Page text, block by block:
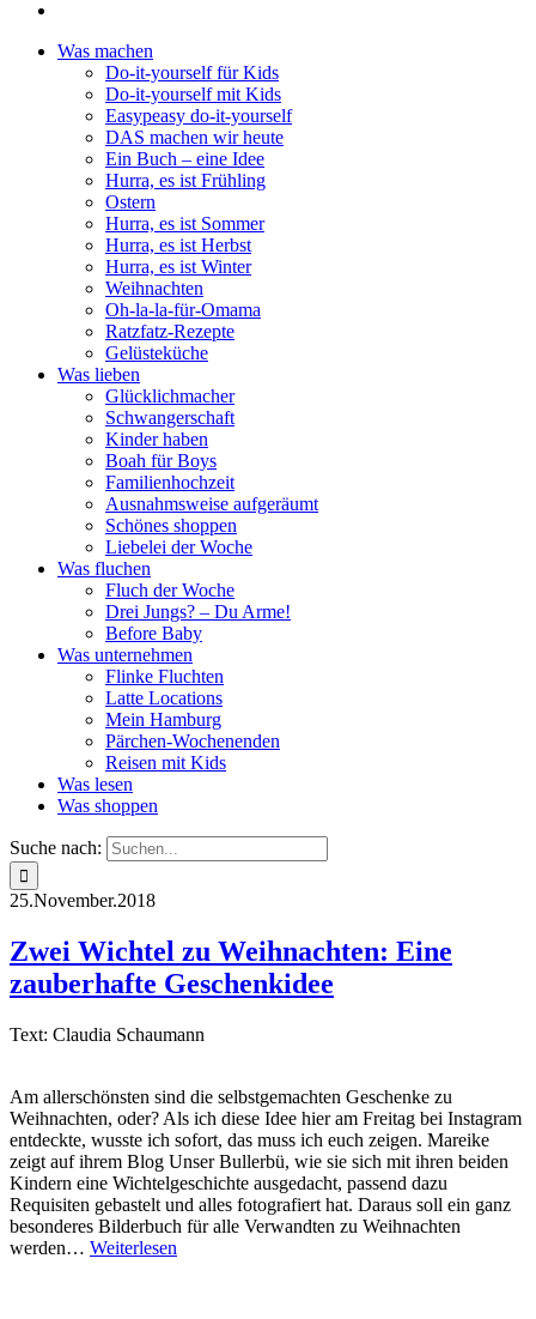
Was machen
Do-it-yourself für Kids
Do-it-yourself mit Kids
Easypeasy do-it-yourself
DAS machen wir heute
Ein Buch – eine Idee
Hurra, es ist Frühling
Ostern
Hurra, es ist Sommer
Hurra, es ist Herbst
Hurra, es ist Winter
Weihnachten
Oh-la-la-für-Omama
Ratzfatz-Rezepte
Gelüsteküche
Was lieben
Glücklichmacher
Schwangerschaft
Kinder haben
Boah für Boys
Familienhochzeit
Ausnahmsweise aufgeräumt
Schönes shoppen
Liebelei der Woche
Was fluchen
Fluch der Woche
Drei Jungs? – Du Arme!
Before Baby
Was unternehmen
Flinke Fluchten
Latte Locations
Mein Hamburg
Pärchen-Wochenenden
Reisen mit Kids
Was lesen
Was shoppen
Suche nach:
25.November.2018
Zwei Wichtel zu Weihnachten: Eine
zauberhafte Geschenkidee
Text: Claudia Schaumann
Am allerschönsten sind die selbstgemachten Geschenke zu
Weihnachten, oder? Als ich diese Idee hier am Freitag bei Instagram
entdeckte, wusste ich sofort, das muss ich euch zeigen. Mareike
zeigt auf ihrem Blog Unser Bullerbü, wie sie sich mit ihren beiden
Kindern eine Wichtelgeschichte ausgedacht, passend dazu
Requisiten gebastelt und alles fotografiert hat. Daraus soll ein ganz
besonderes Bilderbuch für alle Verwandten zu Weihnachten
werden… Weiterlesen